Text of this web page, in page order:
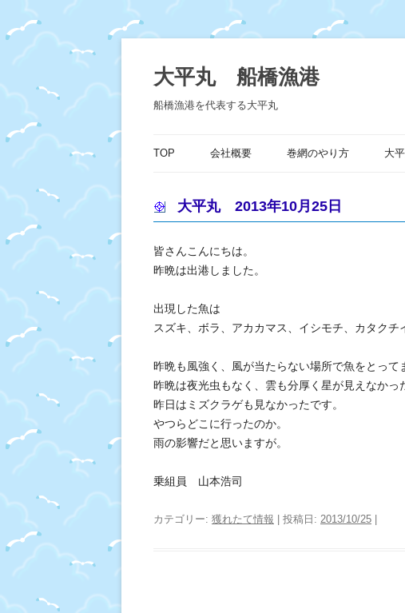
テ
ン
ツ
へ
ス
大平丸 船橋漁港
船橋漁港を代表する大平丸
TOP 会社概要 巻網のやり方 大
大平丸 2013年10月25日
皆さんこんにちは。
昨晩は出港しました。
出現した魚は
スズキ、ボラ、アカカマス、イシモチ、カタクチ
昨晩も風強く、風が当たらない場所で魚をとって
昨晩は夜光虫もなく、雲も分厚く星が見えなかっ
昨日はミズクラゲも見なかったです。
やつらどこに行ったのか。
雨の影響だと思いますが。
乗組員 山本浩司
カテゴリー: 獲れたて情報 | 投稿日: 2013/10/25